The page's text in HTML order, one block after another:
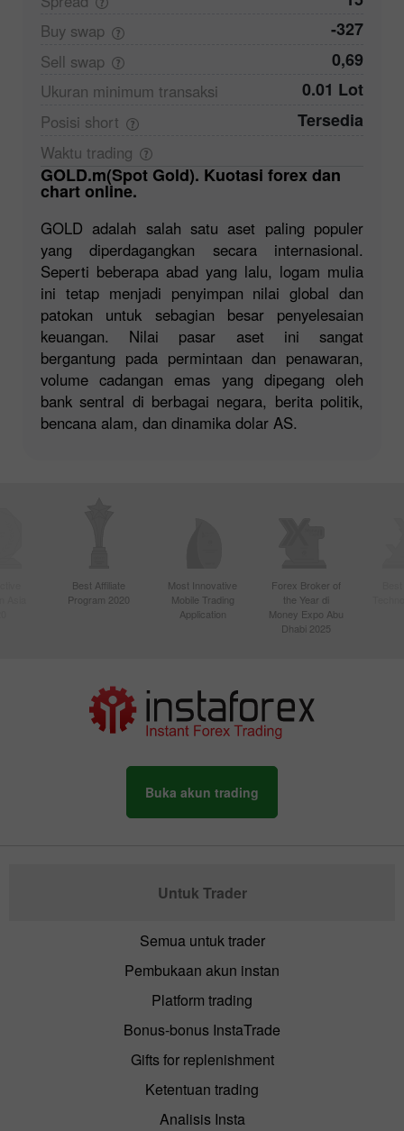
Buy swap -327
Sell swap 0,69
Ukuran minimum transaksi 0.01 Lot
Posisi short Tersedia
Waktu trading
GOLD.m(Spot Gold). Kuotasi forex dan
chart online.
GOLD adalah salah satu aset paling populer
yang diperdagangkan secara internasional.
Seperti beberapa abad yang lalu, logam mulia
ini tetap menjadi penyimpan nilai global dan
patokan untuk sebagian besar penyelesaian
keuangan. Nilai pasar aset ini sangat
bergantung pada permintaan dan penawaran,
volume cadangan emas yang dipegang oleh
bank sentral di berbagai negara, berita politik,
bencana alam, dan dinamika dolar AS.
Best Affiliate
Program 2020
Most Innovative
Mobile Trading
Application
Forex Broker of
the Year di
Money Expo Abu
Dhabi 2025
Buka akun trading
Untuk Trader
Semua untuk trader
Pembukaan akun instan
Platform trading
Bonus-bonus InstaTrade
Gifts for replenishment
Ketentuan trading
Analisis Insta